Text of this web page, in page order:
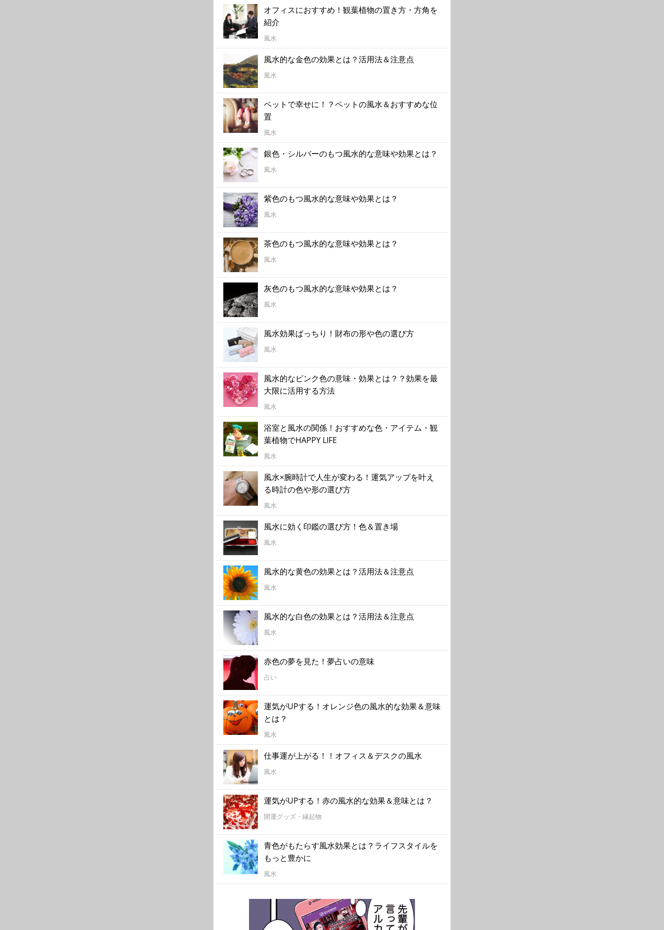
オフィスにおすすめ！観葉植物の置き方・方角を
紹介
風水
風水的な金色の効果とは？活用法＆注意点
風水
ペットで幸せに！？ペットの風水＆おすすめな位
置
風水
銀色・シルバーのもつ風水的な意味や効果とは？
風水
紫色のもつ風水的な意味や効果とは？
風水
茶色のもつ風水的な意味や効果とは？
風水
灰色のもつ風水的な意味や効果とは？
風水
風水効果ばっちり！財布の形や色の選び方
風水
風水的なピンク色の意味・効果とは？？効果を最
大限に活用する方法
風水
浴室と風水の関係！おすすめな色・アイテム・観
葉植物でHAPPY LIFE
風水
風水×腕時計で人生が変わる！運気アップを叶え
る時計の色や形の選び方
風水
風水に効く印鑑の選び方！色＆置き場
風水
風水的な黄色の効果とは？活用法＆注意点
風水
風水的な白色の効果とは？活用法＆注意点
風水
赤色の夢を見た！夢占いの意味
占い
運気がUPする！オレンジ色の風水的な効果＆意味
とは？
風水
仕事運が上がる！！オフィス＆デスクの風水
風水
運気がUPする！赤の風水的な効果＆意味とは？
開運グッズ・縁起物
青色がもたらす風水効果とは？ライフスタイルを
もっと豊かに
風水